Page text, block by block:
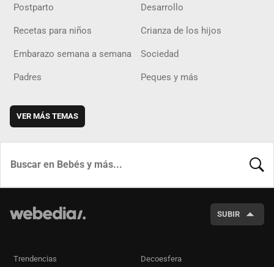
Postparto Desarrollo
Recetas para niños Crianza de los hijos
Embarazo semana a semana Sociedad
Padres Peques y más
VER MÁS TEMAS
SUBIR
Trendencias Decoesfera